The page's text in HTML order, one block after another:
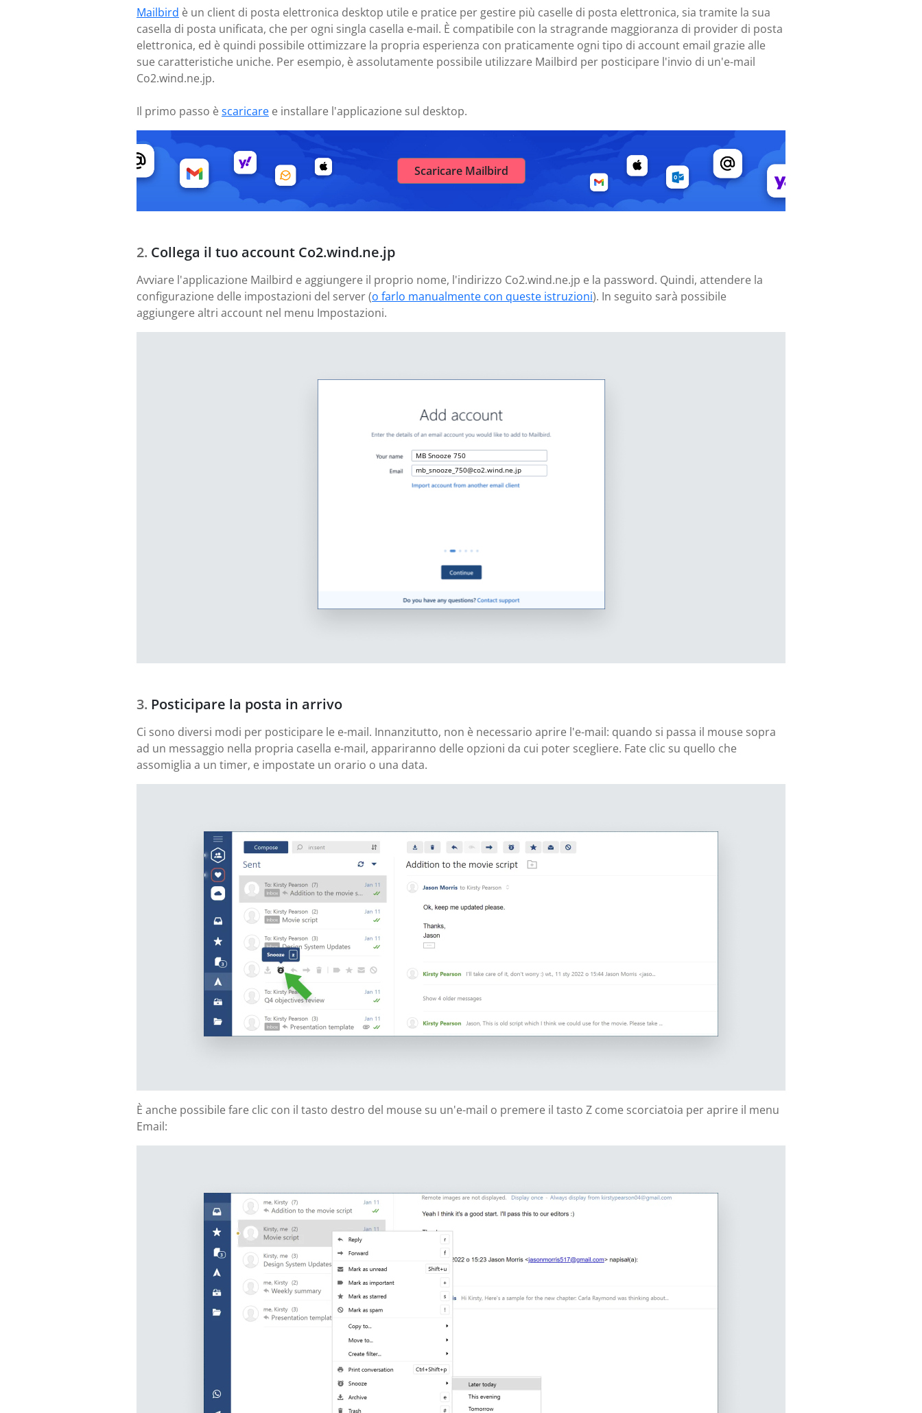
Mailbird è un client di posta elettronica desktop utile e pratice per gestire più caselle di posta elettronica, sia tramite la sua
casella di posta unificata, che per ogni singla casella e-mail. È compatibile con la stragrande maggioranza di provider di posta
elettronica, ed è quindi possibile ottimizzare la propria esperienza con praticamente ogni tipo di account email grazie alle
sue caratteristiche uniche. Per esempio, è assolutamente possibile utilizzare Mailbird per posticipare l'invio di un'e-mail
Co2.wind.ne.jp.
Il primo passo èscaricare e installare l'applicazione sul desktop.
Scaricare Mailbird
Collega il tuo account Co2.wind.ne.jp
Avviare l'applicazione Mailbird e aggiungere il proprio nome, l'indirizzo Co2.wind.ne.jp e la password. Quindi, attendere la
configurazione delle impostazioni del server (o farlo manualmente con queste istruzioni). In seguito sarà possibile
aggiungere altri account nel menu Impostazioni.
MB Snooze 750
mb_snooze_750@co2.wind.ne.jp
Posticipare la posta in arrivo
Ci sono diversi modi per posticipare le e-mail. Innanzitutto, non è necessario aprire l'e-mail: quando si passa il mouse sopra
ad un messaggio nella propria casella e-mail, appariranno delle opzioni da cui poter scegliere. Fate clic su quello che
assomiglia a un timer, e impostate un orario o una data.
È anche possibile fare clic con il tasto destro del mouse su un'e-mail o premere il tasto Z come scorciatoia per aprire il menu
Email: